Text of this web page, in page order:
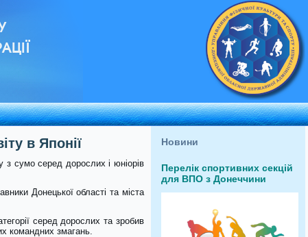
в Японії
з сумо серед дорослих і юніорів
Донецької області та міста
серед дорослих та зробив
командних змагань.
Новини
Перелік спортивних секцій
для ВПО з Донеччини